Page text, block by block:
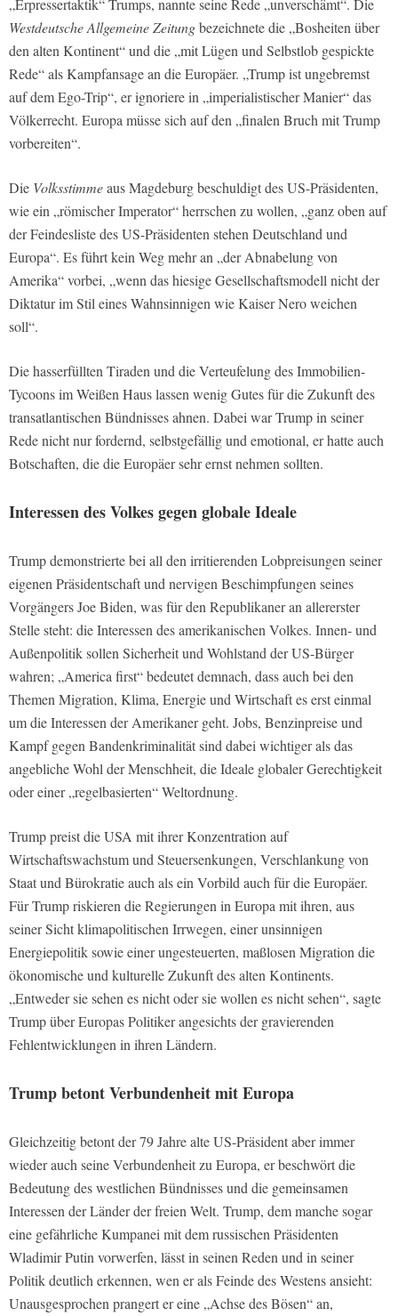
„Erpressertaktik“ Trumps, nannte seine Rede „unverschämt“. Die
Westdeutsche Allgemeine Zeitungbezeichnete die „Bosheiten über
den alten Kontinent“ und die „mit Lügen und Selbstlob gespickte
Rede“ als Kampfansage an die Europäer. „Trump ist ungebremst
auf dem Ego-Trip“, er ignoriere in „imperialistischer Manier“ das
Völkerrecht. Europa müsse sich auf den „finalen Bruch mit Trump
vorbereiten“.
Die Volksstimmeaus Magdeburg beschuldigt des US-Präsidenten,
wie ein „römischer Imperator“ herrschen zu wollen, „ganz oben auf
der Feindesliste des US-Präsidenten stehen Deutschland und
Europa“. Es führt kein Weg mehr an „der Abnabelung von
Amerika“ vorbei, „wenn das hiesige Gesellschaftsmodell nicht der
Diktatur im Stil eines Wahnsinnigen wie Kaiser Nero weichen
soll“.
Die hasserfüllten Tiraden und die Verteufelung des Immobilien-
Tycoons im Weißen Haus lassen wenig Gutes für die Zukunft des
transatlantischen Bündnisses ahnen. Dabei war Trump in seiner
Rede nicht nur fordernd, selbstgefällig und emotional, er hatte auch
Botschaften, die die Europäer sehr ernst nehmen sollten.
Interessen des Volkes gegen globale Ideale
Trump demonstrierte bei all den irritierenden Lobpreisungen seiner
eigenen Präsidentschaft und nervigen Beschimpfungen seines
Vorgängers Joe Biden, was für den Republikaner an allererster
Stelle steht: die Interessen des amerikanischen Volkes. Innen- und
Außenpolitik sollen Sicherheit und Wohlstand der US-Bürger
wahren; „America first“ bedeutet demnach, dass auch bei den
Themen Migration, Klima, Energie und Wirtschaft es erst einmal
um die Interessen der Amerikaner geht. Jobs, Benzinpreise und
Kampf gegen Bandenkriminalität sind dabei wichtiger als das
angebliche Wohl der Menschheit, die Ideale globaler Gerechtigkeit
oder einer „regelbasierten“ Weltordnung.
Trump preist die USA mit ihrer Konzentration auf
Wirtschaftswachstum und Steuersenkungen, Verschlankung von
Staat und Bürokratie auch als ein Vorbild auch für die Europäer.
Für Trump riskieren die Regierungen in Europa mit ihren, aus
seiner Sicht klimapolitischen Irrwegen, einer unsinnigen
Energiepolitik sowie einer ungesteuerten, maßlosen Migration die
ökonomische und kulturelle Zukunft des alten Kontinents.
„Entweder sie sehen es nicht oder sie wollen es nicht sehen“, sagte
Trump über Europas Politiker angesichts der gravierenden
Fehlentwicklungen in ihren Ländern.
Trump betont Verbundenheit mit Europa
Gleichzeitig betont der 79 Jahre alte US-Präsident aber immer
wieder auch seine Verbundenheit zu Europa, er beschwört die
Bedeutung des westlichen Bündnisses und die gemeinsamen
Interessen der Länder der freien Welt. Trump, dem manche sogar
eine gefährliche Kumpanei mit dem russischen Präsidenten
Wladimir Putin vorwerfen, lässt in seinen Reden und in seiner
Politik deutlich erkennen, wen er als Feinde des Westens ansieht:
Unausgesprochen prangert er eine „Achse des Bösen“ an,